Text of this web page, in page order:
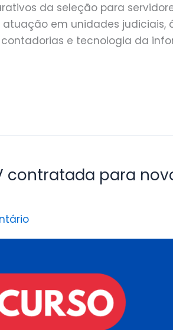
da seleção para
em unidades judiciais,
e tecnologia da
contratada para